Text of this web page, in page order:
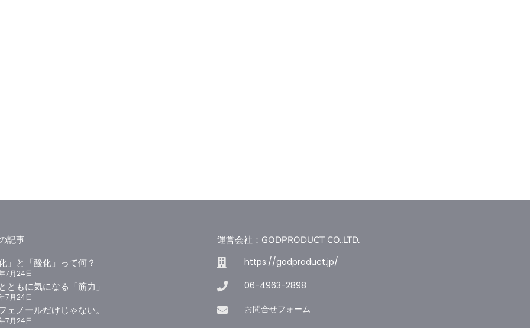
記事
」と「酸化」って何？
7月24日
ともに気になる「筋力」
7月24日
ェノールだけじゃない。
7月24日
運営会社：GODPRODUCT CO.,LTD.
https://godproduct.jp/
06-4963-2898
お問合せフォーム